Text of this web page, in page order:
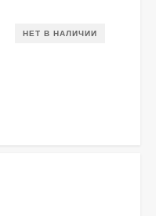
НЕТ В НАЛИЧИИ